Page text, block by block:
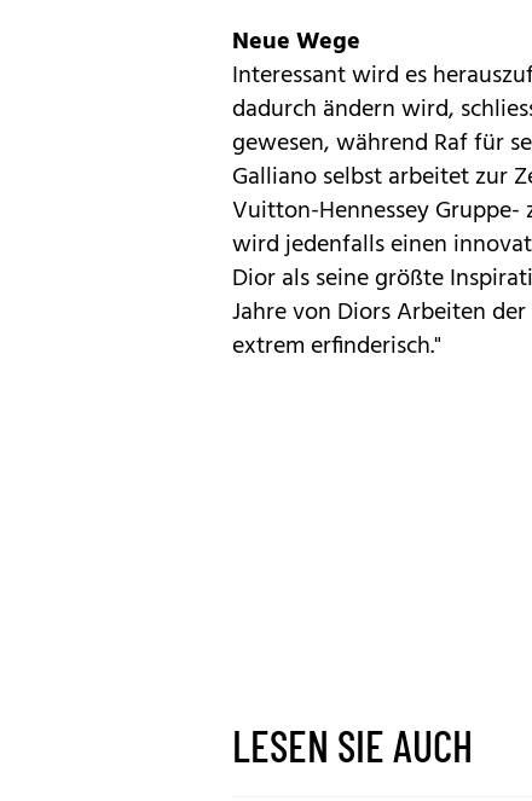
Neue Wege
Interessant wird es
dadurch ändern wird,
gewesen, während Raf für
Galliano selbst arbeitet zur
Vuitton-Hennessey Gruppe-
wird jedenfalls einen
Dior als seine größte
Jahre von Diors Arbeiten
extrem erfinderisch."
LESEN SIE AUCH